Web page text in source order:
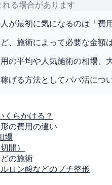
る場合があります
が最初に気になるのは「費
、施術によって必要な金額
の平均や人気施術の相場、
げる方法としてパパ活につ
くらかける？
の費用の違い
場
開）
の施術
ロン酸などのプチ整形